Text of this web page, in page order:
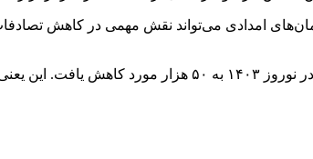
امدادی می‌تواند نقش مهمی در کاهش